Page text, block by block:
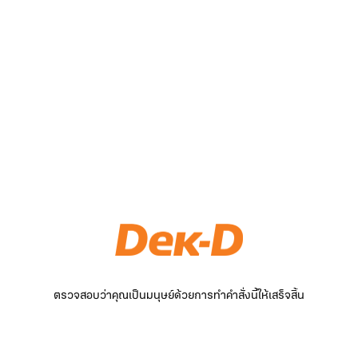
ตรวจสอบว่าคุณเป็นมนุษย์ด้วยการทำคำสั่งนี้ให้เสร็จสิ้น